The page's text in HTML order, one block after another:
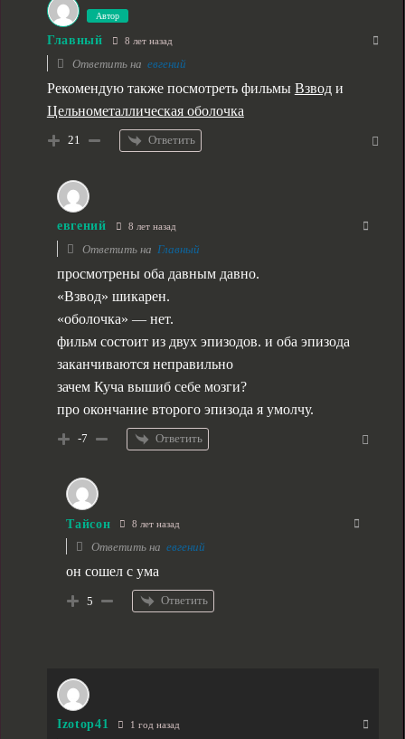
Автор
Главный 8 лет назад
Ответить на евгений
Рекомендую также посмотреть фильмы Взводи
Цельнометаллическая оболочка
21 Ответить
евгений 8 лет назад
Ответить на Главный
просмотрены оба давным давно.
«Взвод» шикарен.
«оболочка» — нет.
фильм состоит из двух эпизодов. и оба эпизода
заканчиваются неправильно
зачем Куча вышиб себе мозги?
про окончание второго эпизода я умолчу.
-7 Ответить
Тайсон 8 лет назад
Ответить наевгений
он сошел с ума
5 Ответить
Izotop41 1 год назад